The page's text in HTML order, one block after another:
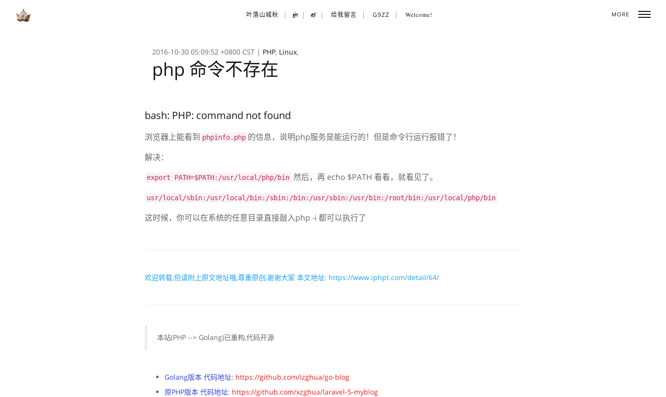
叶落山城秋 给我留言 G9ZZ Welcome! MORE
Toggle
2016-10-30 05:09:52 +0800 CST | PHP, Linux,
php 命令不存在
bash: PHP: command not found
浏览器上能看到 phpinfo.php 的信息，说明php服务是能运行的！但是命令行运行报错了！
解决：
export PATH=$PATH:/usr/local/php/bin 然后，再 echo $PATH 看看，就看见了。
usr/local/sbin:/usr/local/bin:/sbin:/bin:/usr/sbin:/usr/bin:/root/bin:/usr/local/php/bin
这时候，你可以在系统的任意目录直接敲入php -i 都可以执行了
欢迎转载,但请附上原文地址哦,尊重原创,谢谢大家 本文地址: https://www.iphpt.com/detail/64/
本站(PHP --> Golang)已重构,代码开源
Golang版本 代码地址: https://github.com/izghua/go-blog
原PHP版本 代码地址: https://github.com/xzghua/laravel-5-myblog